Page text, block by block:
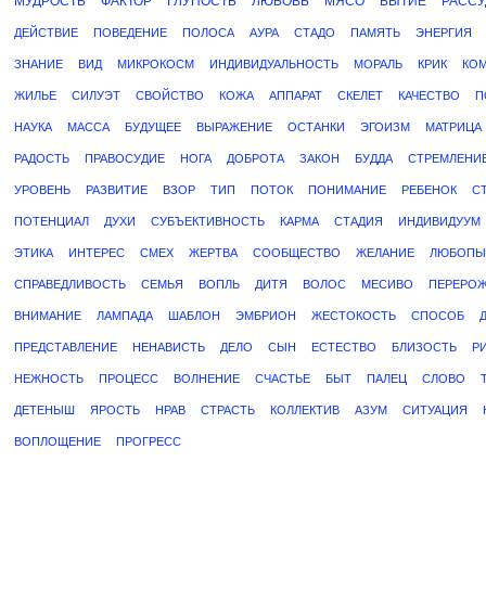
ДЕЙСТВИЕ ПОВЕДЕНИЕ ПОЛОСА АУРА СТАДО ПАМЯТЬ ЭНЕРГИЯ
ЗНАНИЕ ВИД МИКРОКОСМ ИНДИВИДУАЛЬНОСТЬ МОРАЛЬ КРИК
ЖИЛЬЕ СИЛУЭТ СВОЙСТВО КОЖА АППАРАТ СКЕЛЕТ КАЧЕСТВО
НАУКА МАССА БУДУЩЕЕ ВЫРАЖЕНИЕ ОСТАНКИ ЭГОИЗМ МАТРИЦА
РАДОСТЬ ПРАВОСУДИЕ НОГА ДОБРОТА ЗАКОН БУДДА
УРОВЕНЬ РАЗВИТИЕ ВЗОР ТИП ПОТОК ПОНИМАНИЕ РЕБЕНОК
ПОТЕНЦИАЛ ДУХИ СУБЪЕКТИВНОСТЬ КАРМА СТАДИЯ ИНДИВИДУУМ
ЭТИКА ИНТЕРЕС СМЕХ ЖЕРТВА СООБЩЕСТВО ЖЕЛАНИЕ
СПРАВЕДЛИВОСТЬ СЕМЬЯ ВОПЛЬ ДИТЯ ВОЛОС МЕСИВО
ВНИМАНИЕ ЛАМПАДА ШАБЛОН ЭМБРИОН ЖЕСТОКОСТЬ СПОСОБ
ПРЕДСТАВЛЕНИЕ НЕНАВИСТЬ ДЕЛО СЫН ЕСТЕСТВО БЛИЗОСТЬ
НЕЖНОСТЬ ПРОЦЕСС ВОЛНЕНИЕ СЧАСТЬЕ БЫТ ПАЛЕЦ СЛОВО
ДЕТЕНЫШ ЯРОСТЬ НРАВ СТРАСТЬ КОЛЛЕКТИВ АЗУМ СИТУАЦИЯ
ВОПЛОЩЕНИЕ ПРОГРЕСС